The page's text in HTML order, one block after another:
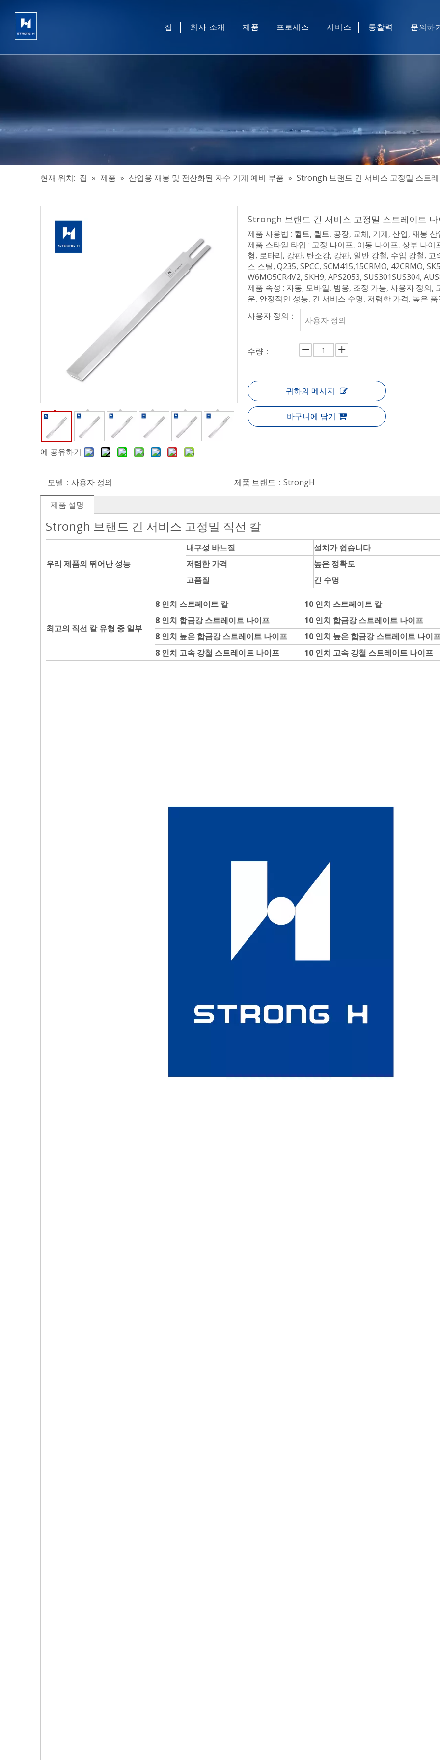
집 회사 소개 제품
기타
프로세스 서비스 통찰력 문의하
현재 위치: 집 » 제품 » 산업용 재봉 및 전산화된 자수 기계 예비 부품 » Strongh 브랜드 긴 서비스 고정밀 스트
에 공유하기:
Strongh 브랜드 긴 서비스 고정밀 스트레이트 나
제품 사용법 : 퀼트, 퀼트, 공장, 교체, 기계, 산업, 재봉
제품 스타일 타입 : 고정 나이프, 이동 나이프, 상부 나
형, 로타리, 강판, 탄소강, 강판, 일반 강철, 수입 강철,
스 스틸, Q235, SPCC, SCM415,15CRMO, 42CRMO,
W6MO5CR4V2, SKH9, APS2053, SUS301SUS304,
제품 속성 : 자동, 모바일, 범용, 조정 가능, 사용자 정의,
운, 안정적인 성능, 긴 서비스 수명, 저렴한 가격, 높은
사용자 정의：
사용자 정의
수량：
귀하의 메시지
바구니에 담기
모델： 사용자 정의 제품 브랜드： StrongH
제품 설명
Strongh 브랜드 긴 서비스 고정밀 직선 칼
우리 제품의 뛰어난 성능
내구성 바느질 설치가 쉽습니다
저렴한 가격
높은 정확도
고품질
긴 수명
최고의 직선 칼 유형 중 일부
8 인치 스트레이트 칼 10 인치 스트레이트 칼
8 인치 합금강 스트레이트 나이프
10 인치 합금강 스트레이트 나이프
8 인치 높은 합금강 스트레이트 나이프
10 인치 높은 합금강 스트레이트 나이
8 인치 고속 강철 스트레이트 나이프
10 인치 고속 강철 스트레이트 나이프